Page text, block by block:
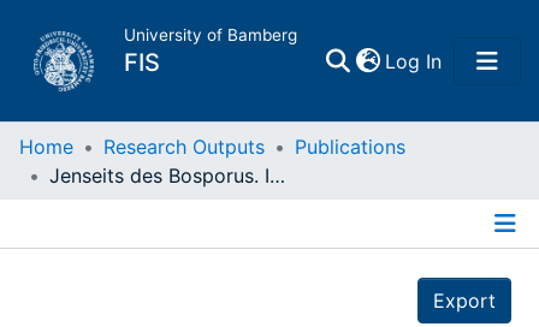
University of Bamberg
FIS Log In(current)
Home
Home Research Outputs
Publications
Jenseits des Bosporus. Im Istanbuler Vorort Tarabya steht ein altes, abgeschiedenes Diplomaten-Refugium mit Soldatenfriedhof - ausgerechnet hier sollen deutsche Künstler die türkische Kultur kennenlernen
Export